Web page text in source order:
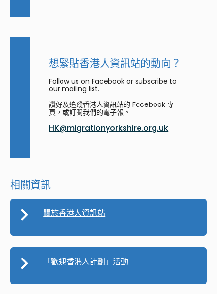
想緊貼香港人資訊站的動向？
Follow us on Facebook or subscribe to
our mailing list.
讚好及追蹤香港人資訊站的 Facebook 專
頁，或訂閱我們的電子報。
HK@migrationyorkshire.org.uk
相關資訊
關於香港人資訊站
「歡迎香港人計劃」活動